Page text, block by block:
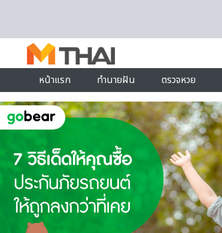
หน้าแรก
ทำนายฝัน ตรวจหวย